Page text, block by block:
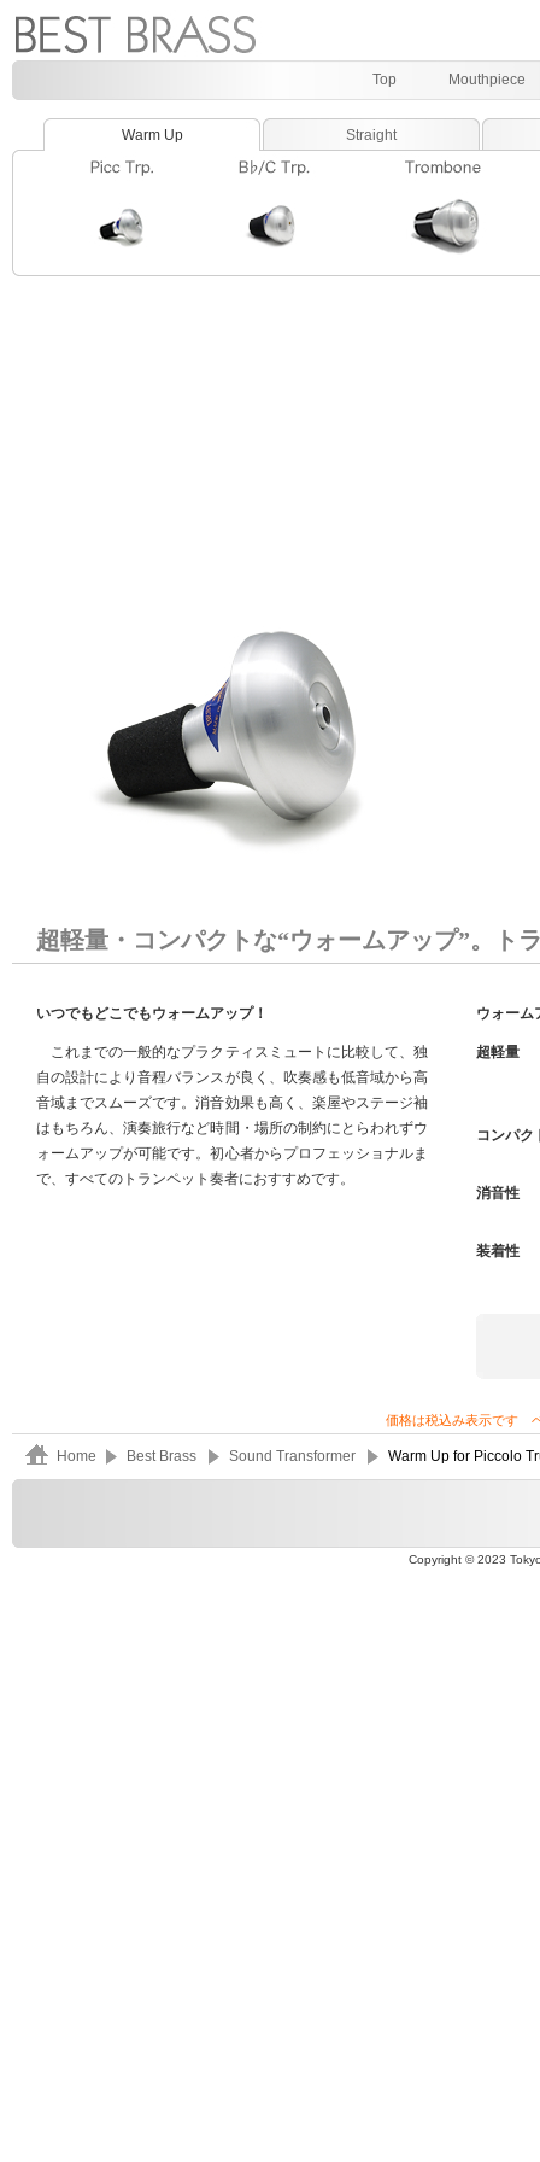
Top Mouthpiece
Warm Up Straight
超軽量・コンパクトな“ウォームアップ”。ト
いつでもどこでもウォームアップ！
これまでの一般的なプラクティスミュートに比較して、独
自の設計により音程バランスが良く、吹奏感も低音域から高
音域までスムーズです。消音効果も高く、楽屋やステージ袖
はもちろん、演奏旅行など時間・場所の制約にとらわれずウ
ォームアップが可能です。初心者からプロフェッショナルま
で、すべてのトランペット奏者におすすめです。
ウォーム
超軽量
コンパク
消音性
装着性
価格は税込み表示です
Home Best Brass Sound Transformer Warm Up for Piccolo
Copyright © 2023